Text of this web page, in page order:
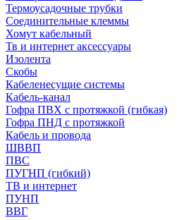
Термоусадочные трубки
Соединительные клеммы
Хомут кабельный
Тв и интернет аксессуары
Изолента
Скобы
Кабеленесущие системы
Кабель-канал
Гофра ПВХ с протяжкой (гибкая)
Гофра ПНД с протяжкой
Кабель и провода
ШВВП
ПВС
ПУГНП (гибкий)
ТВ и интернет
ПУНП
ВВГ